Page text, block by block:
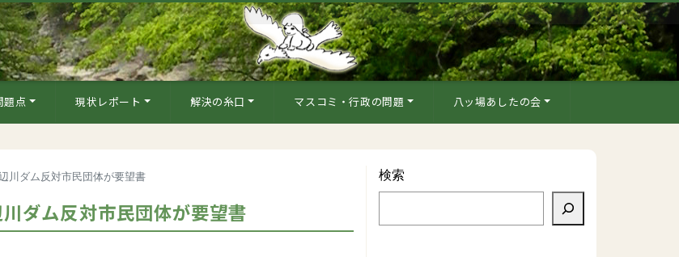
題点 現状レポート 解決の糸口 マスコミ・行政の問題 八ッ場あしたの会
川ダム反対市民団体が要望書
ダム反対市民団体が要望書
検索